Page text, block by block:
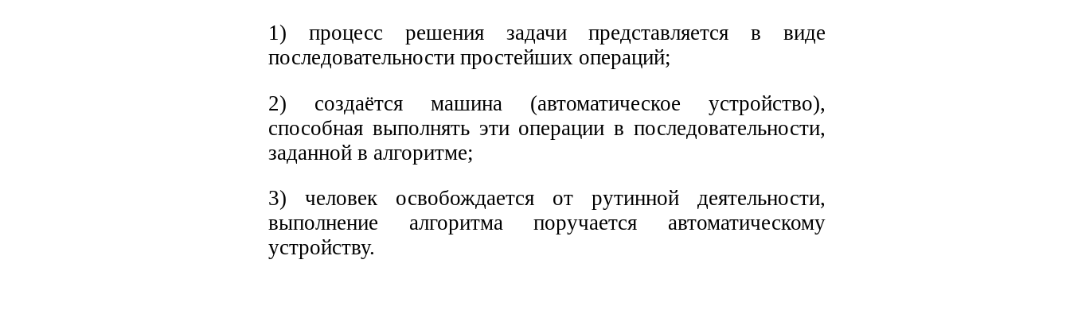
1) процесс решения задачи представляется в виде
последовательности простейших операций;
2) создаётся машина (автоматическое устройство),
способная выполнять эти операции в последовательности,
заданной в алгоритме;
3) человек освобождается от рутинной деятельности,
выполнение алгоритма поручается автоматическому
устройству.